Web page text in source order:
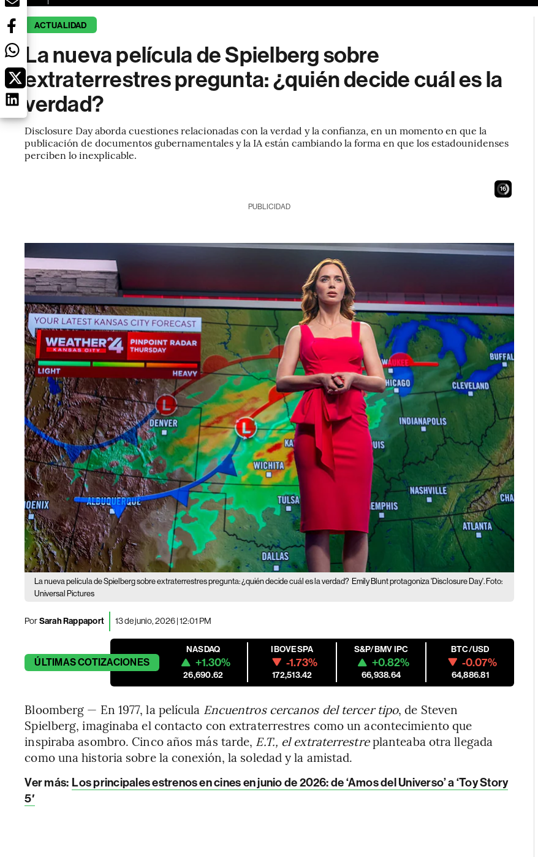
ACTUALIDAD
La nueva película de Spielberg sobre
extraterrestres pregunta: ¿quién decide cuál es la
verdad?
Disclosure Day aborda cuestiones relacionadas con la verdad y la confianza, en un momento en que la
publicación de documentos gubernamentales y la IA están cambiando la forma en que los estadounidenses
perciben lo inexplicable.
15
PUBLICIDAD
La nueva película de Spielberg sobre extraterrestres pregunta: ¿quién decide cuál es la verdad? Emily Blunt protagoniza 'Disclosure Day'. Foto:
Universal Pictures
PorSarah Rappaport 13 de junio, 2026 | 12:01 PM
ÚLTIMASCOTIZACIONES
NASDAQ
+1.30%
26,690.62
IBOVESPA
-1.73%
172,513.42
S&P/BMV IPC
+0.82%
66,938.64
BTC/USD
-0.07%
64,886.81
Bloomberg — En 1977, la película Encuentros cercanos del tercer tipo, de Steven
Spielberg, imaginaba el contacto con extraterrestres como un acontecimiento que
inspiraba asombro. Cinco años más tarde, E.T., el extraterrestreplanteaba otra llegada
como una historia sobre la conexión, la soledad y la amistad.
Ver más: Los principales estrenos en cines en junio de 2026: de ‘Amos del Universo’ a ‘Toy Story
5′